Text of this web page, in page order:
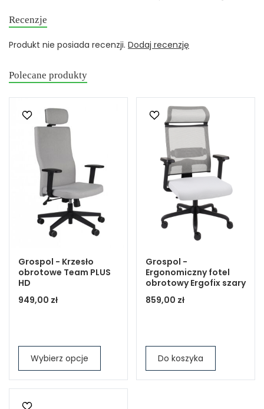
Recenzje
Produkt nie posiada recenzji. Dodaj recenzję
Polecane produkty
Grospol - Krzesło
obrotowe Team PLUS
HD
949,00 zł
Wybierz opcje
Grospol -
Ergonomiczny fotel
obrotowy Ergofix szary
859,00 zł
Do koszyka